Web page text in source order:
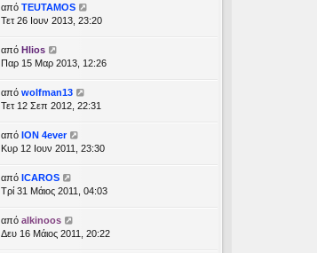
από TEUTAMOS
Τετ 26 Ιουν 2013, 23:20
από Hlios
Παρ 15 Μαρ 2013, 12:26
από wolfman13
Τετ 12 Σεπ 2012, 22:31
από ION 4ever
Κυρ 12 Ιουν 2011, 23:30
από ICAROS
Τρί 31 Μάιος 2011, 04:03
από alkinoos
Δευ 16 Μάιος 2011, 20:22